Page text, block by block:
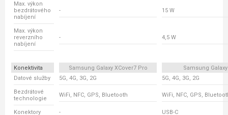
Max. výkon
bezdrátového
nabíjení
- 15 W
Max. výkon
reverzního
nabíjení
- 4,5 W
Konektivita Samsung Galaxy XCover7 Pro
Samsung Galaxy
Datové služby
5G, 4G, 3G, 2G 5G, 4G, 3G, 2G
Bezdrátové
technologie
WiFi, NFC, GPS, Bluetooth WiFi, NFC, GPS,
Konektory - USB-C